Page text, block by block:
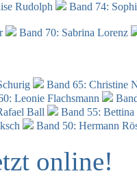
Rudolph
Band 74:
Band 70: Sabrina Lorenz
Band 65: Christine
Leonie Flachsmann
Ball
Band 55:
Band 50: Hermann
online!